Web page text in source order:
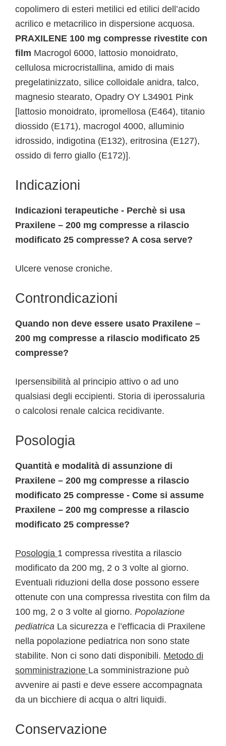
copolimero di esteri metilici ed etilici dell’acido
acrilico e metacrilico in dispersione acquosa.
PRAXILENE 100 mg compresse rivestite con
film Macrogol 6000, lattosio monoidrato,
cellulosa microcristallina, amido di mais
pregelatinizzato, silice colloidale anidra, talco,
magnesio stearato, Opadry OY L34901 Pink
[lattosio monoidrato, ipromellosa (E464), titanio
diossido (E171), macrogol 4000, alluminio
idrossido, indigotina (E132), eritrosina (E127),
ossido di ferro giallo (E172)].
Indicazioni
Indicazioni terapeutiche - Perchè si usa
Praxilene – 200 mg compresse a rilascio
modificato 25 compresse? A cosa serve?
Ulcere venose croniche.
Controndicazioni
Quando non deve essere usato Praxilene –
200 mg compresse a rilascio modificato 25
compresse?
Ipersensibilità al principio attivo o ad uno
qualsiasi degli eccipienti. Storia di iperossaluria
o calcolosi renale calcica recidivante.
Posologia
Quantità e modalità di assunzione di
Praxilene – 200 mg compresse a rilascio
modificato 25 compresse - Come si assume
Praxilene – 200 mg compresse a rilascio
modificato 25 compresse?
Posologia 1 compressa rivestita a rilascio
modificato da 200 mg, 2 o 3 volte al giorno.
Eventuali riduzioni della dose possono essere
ottenute con una compressa rivestita con film da
100 mg, 2 o 3 volte al giorno. Popolazione
pediatrica La sicurezza e l’efficacia di Praxilene
nella popolazione pediatrica non sono state
stabilite. Non ci sono dati disponibili. Metodo di
somministrazione La somministrazione può
avvenire ai pasti e deve essere accompagnata
da un bicchiere di acqua o altri liquidi.
Conservazione